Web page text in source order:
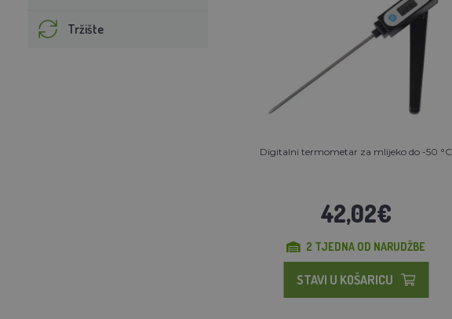
Tržište
Digitalni termometar za mlijeko do -50 °C
42,02€
2 TJEDNA OD NARUDŽBE
STAVI U KOŠARICU